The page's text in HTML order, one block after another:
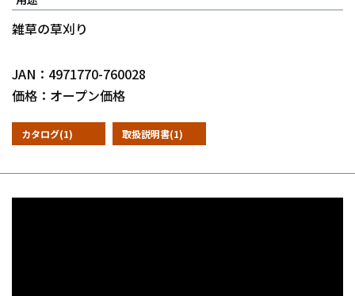
雑草の草刈り
JAN：4971770-760028
価格：オープン価格
カタログ(1) 取扱説明書(1)